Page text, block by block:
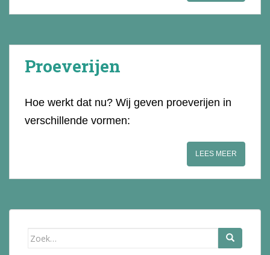
Proeverijen
Hoe werkt dat nu? Wij geven proeverijen in
verschillende vormen:
LEES MEER
Zoek